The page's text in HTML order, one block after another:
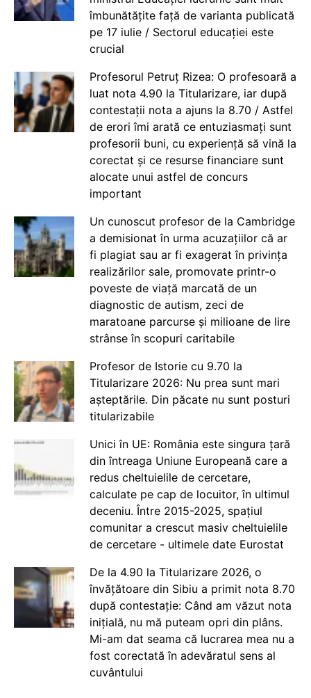
îmbunătățite față de varianta publicată
pe 17 iulie / Sectorul educației este
crucial
Profesorul Petruț Rizea: O profesoară a
luat nota 4.90 la Titularizare, iar după
contestații nota a ajuns la 8.70 / Astfel
de erori îmi arată ce entuziasmați sunt
profesorii buni, cu experiență să vină la
corectat și ce resurse financiare sunt
alocate unui astfel de concurs
important
Un cunoscut profesor de la Cambridge
a demisionat în urma acuzațiilor că ar
fi plagiat sau ar fi exagerat în privința
realizărilor sale, promovate printr-o
poveste de viață marcată de un
diagnostic de autism, zeci de
maratoane parcurse și milioane de lire
strânse în scopuri caritabile
Profesor de Istorie cu 9.70 la
Titularizare 2026: Nu prea sunt mari
așteptările. Din păcate nu sunt posturi
titularizabile
Unici în UE: România este singura țară
din întreaga Uniune Europeană care a
redus cheltuielile de cercetare,
calculate pe cap de locuitor, în ultimul
deceniu. Între 2015-2025, spațiul
comunitar a crescut masiv cheltuielile
de cercetare - ultimele date Eurostat
De la 4.90 la Titularizare 2026, o
învățătoare din Sibiu a primit nota 8.70
după contestație: Când am văzut nota
inițială, nu mă puteam opri din plâns.
Mi-am dat seama că lucrarea mea nu a
fost corectată în adevăratul sens al
cuvântului